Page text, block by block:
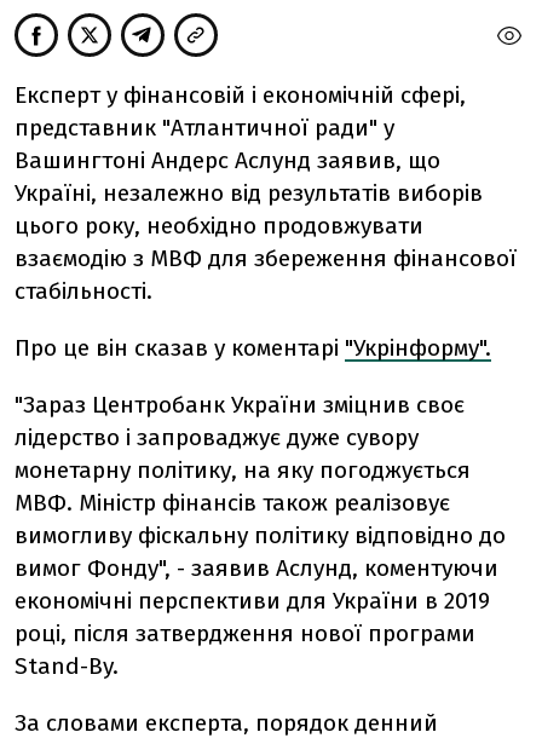
Експерт у фінансовій і економічній сфері,
представник "Атлантичної ради" у
Вашингтоні Андерс Аслунд заявив, що
Україні, незалежно від результатів виборів
цього року, необхідно продовжувати
взаємодію з МВФ для збереження фінансової
стабільності.
Про це він сказав у коментарі "Укрінформу".
"Зараз Центробанк України зміцнив своє
лідерство і запроваджує дуже сувору
монетарну політику, на яку погоджується
МВФ. Міністр фінансів також реалізовує
вимогливу фіскальну політику відповідно до
вимог Фонду", - заявив Аслунд, коментуючи
економічні перспективи для України в 2019
році, після затвердження нової програми
Stand-By.
За словами експерта, порядок денний